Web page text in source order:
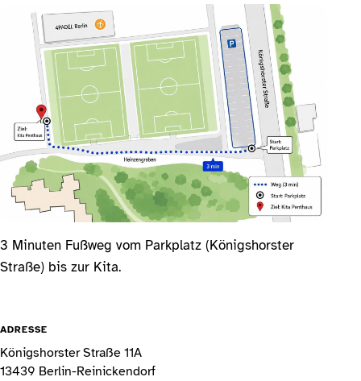
3 Minuten Fußweg vom Parkplatz (Königshorster
Straße) bis zur Kita.
ADRESSE
Königshorster Straße 11A
13439 Berlin-Reinickendorf